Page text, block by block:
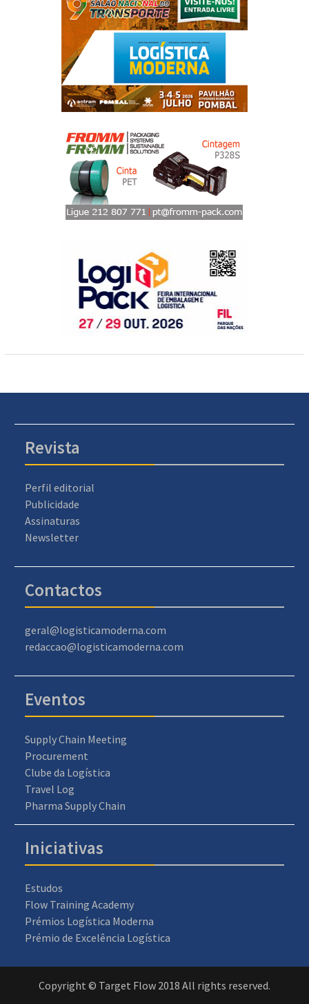
Revista
Perfil editorial
Publicidade
Assinaturas
Newsletter
Contactos
geral@logisticamoderna.com
redaccao@logisticamoderna.com
Eventos
Supply Chain Meeting
Procurement
Clube da Logística
Travel Log
Pharma Supply Chain
Iniciativas
Estudos
Flow Training Academy
Prémios Logística Moderna
Prémio de Excelência Logística
Copyright © Target Flow 2018 All rights reserved.